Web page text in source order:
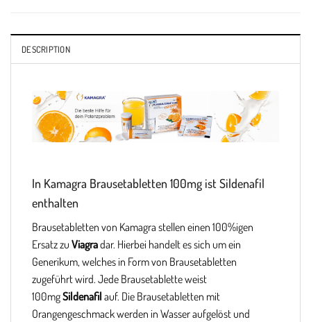
DESCRIPTION
In Kamagra Brausetabletten 100mg ist Sildenafil
enthalten
Brausetabletten von Kamagra stellen einen 100%igen
Ersatz zu Viagradar. Hierbei handelt es sich um ein
Generikum, welches in Form von Brausetabletten
zugeführt wird. Jede Brausetablette weist
100mgSildenafil auf. Die Brausetabletten mit
Orangengeschmack werden in Wasser aufgelöst und